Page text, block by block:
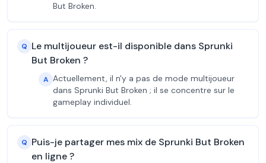
But Broken.
Q Le multijoueur est-il disponible dans Sprunki
But Broken ?
A Actuellement, il n'y a pas de mode multijoueur
dans Sprunki But Broken ; il se concentre sur le
gameplay individuel.
Q Puis-je partager mes mix de Sprunki But Broken
en ligne ?